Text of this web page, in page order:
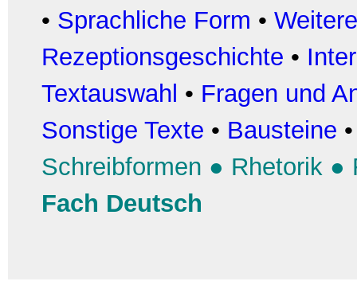
• Sprachliche Form •
Rezeptionsgeschichte •
Textauswahl • Fragen und
Sonstige Texte • Bausteine
Schreibformen ● Rhetorik ●
Fach Deutsch